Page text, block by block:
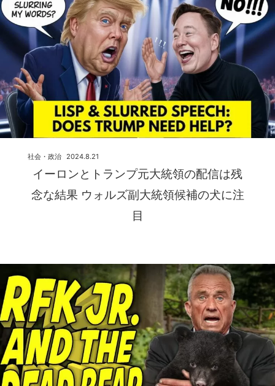
イーロンとトランプ元大統領の配信は残
念な結果 ウォルズ副大統領候補の犬に注
目
2024.8.21
社会・政治